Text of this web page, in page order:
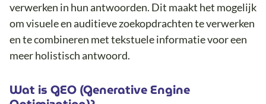
verwerken in hun antwoorden. Dit maakt het mogelijk
om visuele en auditieve zoekopdrachten te verwerken
en te combineren met tekstuele informatie voor een
meer holistisch antwoord.
Wat is GEO (Generative Engine